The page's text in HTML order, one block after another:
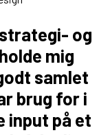
og
mig
samlet
brug for i
input på et